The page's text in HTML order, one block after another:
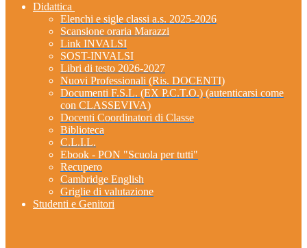
Didattica
Elenchi e sigle classi a.s. 2025-2026
Scansione oraria Marazzi
Link INVALSI
SOST-INVALSI
Libri di testo 2026-2027
Nuovi Professionali (Ris. DOCENTI)
Documenti F.S.L. (EX P.C.T.O.) (autenticarsi come
con CLASSEVIVA)
Docenti Coordinatori di Classe
Biblioteca
C.L.I.L.
Ebook - PON "Scuola per tutti"
Recupero
Cambridge English
Griglie di valutazione
Studenti e Genitori